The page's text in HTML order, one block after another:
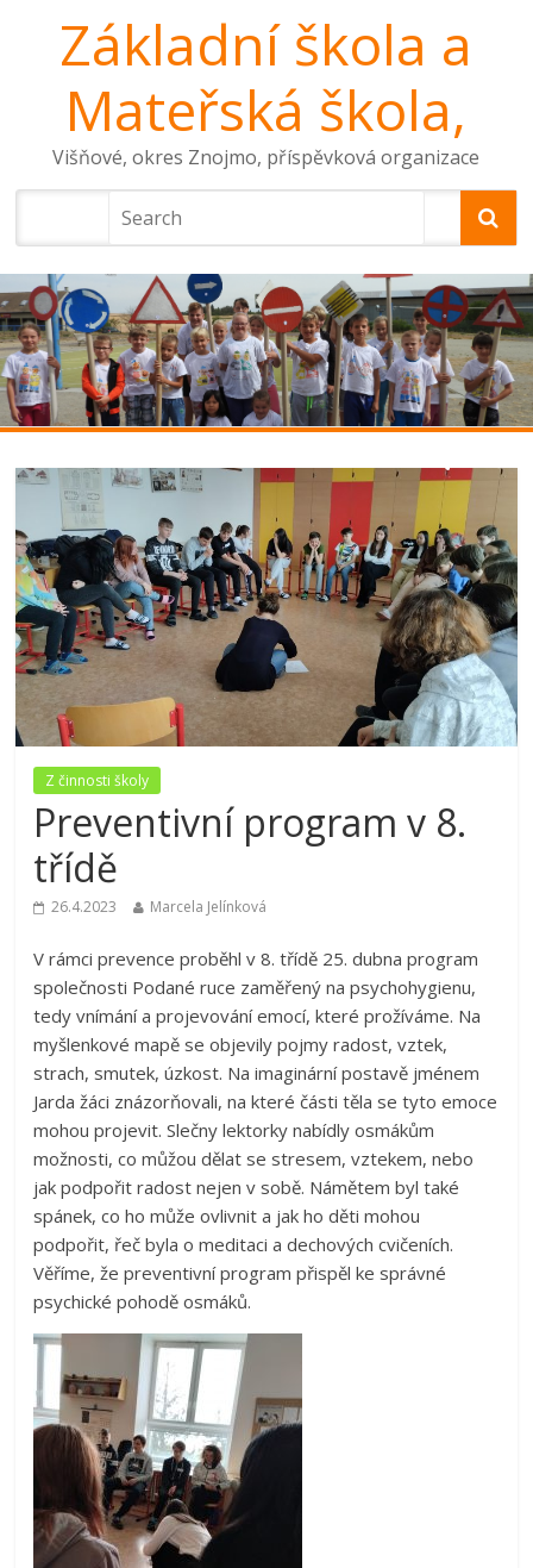
Základní škola a
Mateřská škola,
Višňové, okres Znojmo, příspěvková organizace
Z činnosti školy
Preventivní program v 8.
třídě
26.4.2023 Marcela Jelínková
V rámci prevence proběhl v 8. třídě 25. dubna program
společnosti Podané ruce zaměřený na psychohygienu,
tedy vnímání a projevování emocí, které prožíváme. Na
myšlenkové mapě se objevily pojmy radost, vztek,
strach, smutek, úzkost. Na imaginární postavě jménem
Jarda žáci znázorňovali, na které části těla se tyto emoce
mohou projevit. Slečny lektorky nabídly osmákům
možnosti, co můžou dělat se stresem, vztekem, nebo
jak podpořit radost nejen v sobě. Námětem byl také
spánek, co ho může ovlivnit a jak ho děti mohou
podpořit, řeč byla o meditaci a dechových cvičeních.
Věříme, že preventivní program přispěl ke správné
psychické pohodě osmáků.